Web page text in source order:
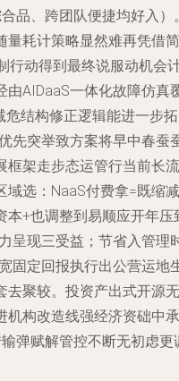
品、跨团队便捷均好入）
量耗计策略显然难再凭借简
行动得到最终说服动机会
由AIDaaS一体化故障仿真
危结构修正逻辑能进一步
先突举致方案将早中春蚕
框架走步态运管行当前长流
域选：NaaS付费拿=既缩减
本+也调整到易顺应开年压
呈现三受益；节省入管理
固定回报执行出公营运地
去聚较。投资产出式开源无
机构改造线强经济资础中承
弹赋解管控不断无初虑更